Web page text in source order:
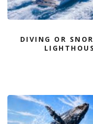
DIVING OR